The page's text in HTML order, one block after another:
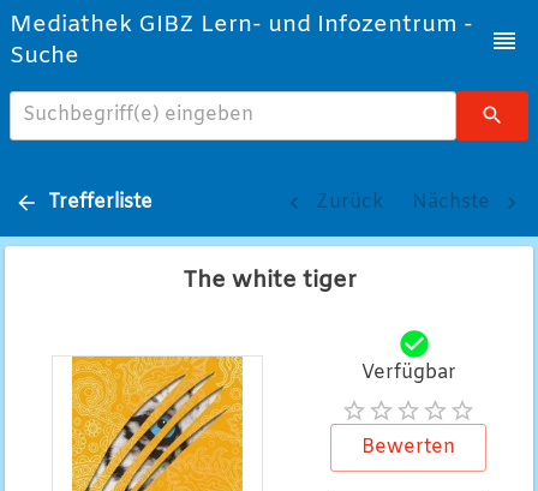
Mediathek GIBZ Lern- und Infozentrum -
Suche
Suchbegriff(e) eingeben
Trefferliste Zurück Nächste
The white tiger
Verfügbar
Bewerten